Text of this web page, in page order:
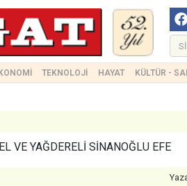
TEKNOLOJİ HAYAT KÜLTÜR -
VE YAĞDERELİ SİNANOĞLU EFE